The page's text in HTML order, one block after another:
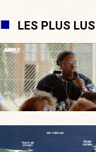
LES PLUS